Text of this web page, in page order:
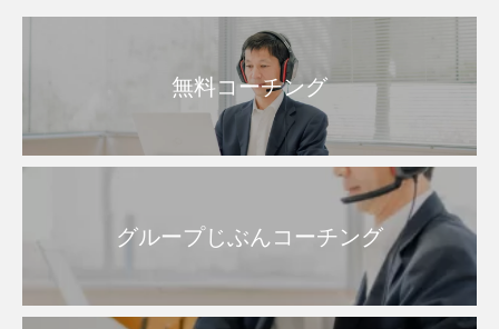
無料コーチング
グループじぶんコーチング